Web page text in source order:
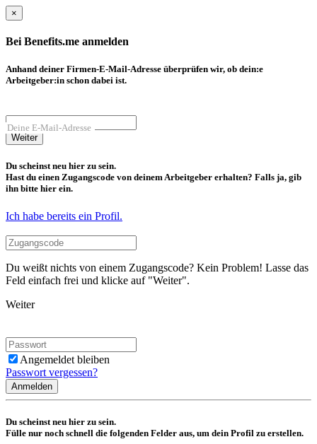
×
Bei Benefits.me anmelden
Anhand deiner Firmen-E-Mail-Adresse überprüfen wir, ob dein:e
Arbeitgeber:in schon dabei ist.
Deine E-Mail-Adresse
Weiter
Du scheinst neu hier zu sein.
Hast du einen Zugangscode von deinem Arbeitgeber erhalten? Falls ja, gib
ihn bitte hier ein.
Ich habe bereits ein Profil.
Du weißt nichts von einem Zugangscode? Kein Problem! Lasse das
Feld einfach frei und klicke auf "Weiter".
Weiter
Angemeldet bleiben
Passwort vergessen?
Anmelden
Du scheinst neu hier zu sein.
Fülle nur noch schnell die folgenden Felder aus, um dein Profil zu erstellen.